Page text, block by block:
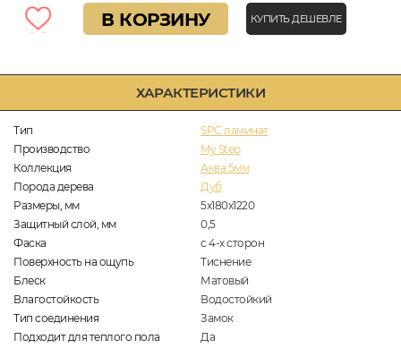
ХАРАКТЕРИСТИКИ
Тип
SPC ламинат
Производство
My Step
Коллекция
Аква 5мм
Порода дерева
Дуб
Размеры, мм
5x180x1220
Защитный слой, мм
0,5
Фаска
с 4-х сторон
Поверхность на ощупь
Тиснение
Блеск
Матовый
Влагостойкость
Водостойкий
Тип соединения
Замок
Подходит для теплого пола
Да
В КОРЗИНУ КУПИТЬ ДЕШЕВЛЕ